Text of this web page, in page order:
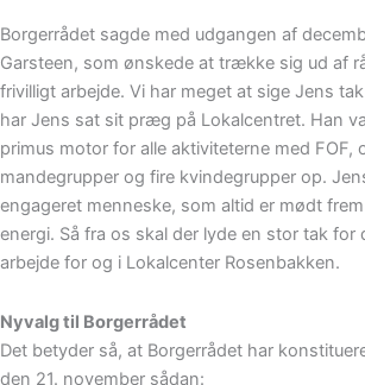
Borgerrådet sagde med udgangen af
Garsteen, som ønskede at trække sig ud af
frivilligt arbejde. Vi har meget at sige Jens
har Jens sat sit præg på Lokalcentret. Han
primus motor for alle aktiviteterne med FOF,
mandegrupper og fire kvindegrupper op.
engageret menneske, som altid er mødt
energi. Så fra os skal der lyde en stor tak for
arbejde for og i Lokalcenter Rosenbakken.
Nyvalg til Borgerrådet
Det betyder så, at Borgerrådet har
den 21. november sådan: